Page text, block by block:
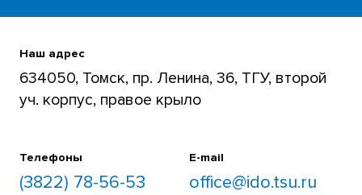
+7 (3822) 785-654
Наш адрес
634050, Томск, пр. Ленина, 36, ТГУ, второй
уч. корпус, правое крыло
Телефоны
(3822) 78-56-53
E-mail
office@ido.tsu.ru